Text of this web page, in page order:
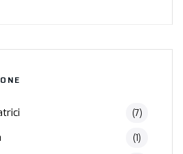
(7)
(1)